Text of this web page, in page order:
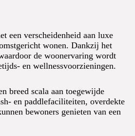
een verscheidenheid aan luxe
wonen. Dankzij het
de woonervaring wordt
en wellnessvoorzieningen.
breed scala aan toegewijde
en paddlefaciliteiten, overdekte
bewoners genieten van een